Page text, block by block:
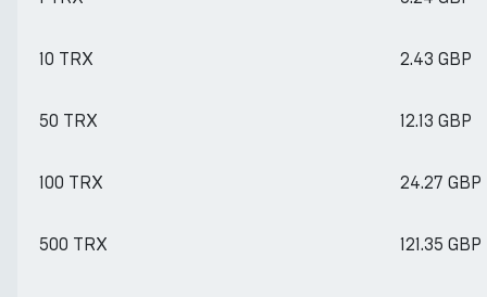
10 TRX 2.43 GBP
50 TRX 12.13 GBP
100 TRX 24.27 GBP
500 TRX 121.35 GBP